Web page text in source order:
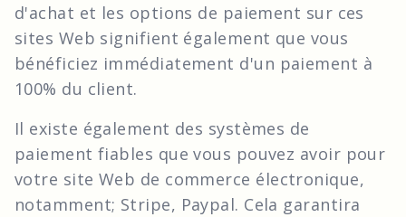
d'achat et les options de paiement sur ces
sites Web signifient également que vous
bénéficiez immédiatement d'un paiement à
100% du client.
Il existe également des systèmes de
paiement fiables que vous pouvez avoir pour
votre site Web de commerce électronique,
notamment; Stripe, Paypal. Cela garantira